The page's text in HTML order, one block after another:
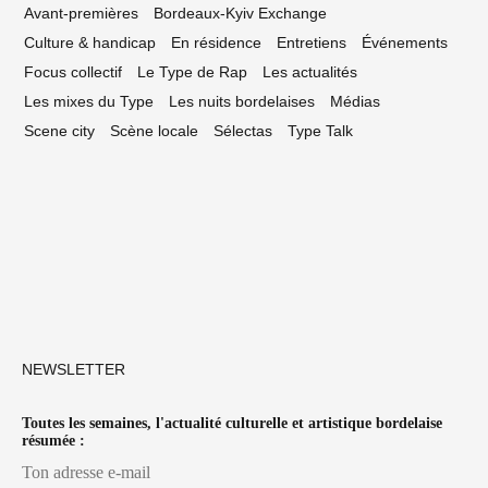
Avant-premières
Bordeaux-Kyiv Exchange
Culture & handicap
En résidence Entretiens
Événements
Focus collectif
Le Type de Rap
Les actualités
Les mixes du Type
Les nuits bordelaises
Médias
Scene city
Scène locale Sélectas Type Talk
NEWSLETTER
Toutes les semaines, l'actualité culturelle et artistique bordelaise
résumée :